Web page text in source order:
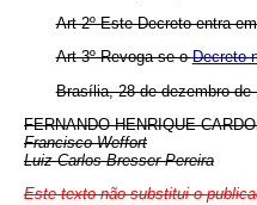
Art 2º Este Decreto entra
Art 3º Revoga-se oDecreto
Brasília, 28 de dezembro de
FERNANDO HENRIQUE
Francisco Weffort
Luiz Carlos Bresser Pereira
Este texto não substitui o